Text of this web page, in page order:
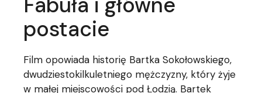
postacie
Film opowiada historię Bartka Sokołowskiego,
dwudziestokilkuletniego mężczyzny, który żyje
w małej miejscowości pod Łodzią. Bartek